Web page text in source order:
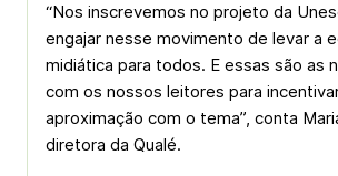
“Nos inscrevemos no projeto da
engajar nesse movimento de levar a
midiática para todos. E essas são as
com os nossos leitores para
aproximação com o tema”, conta
diretora da Qualé.